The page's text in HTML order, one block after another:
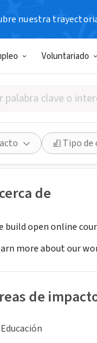
nuestra
Voluntariado
Tipo de
DC|
Guardar
de
build open online
more about our
de
Educación